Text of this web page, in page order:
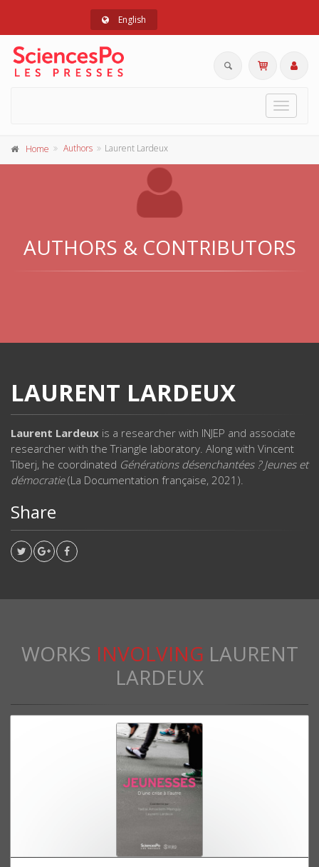
English
Toggle
Home Authors Laurent Lardeux
AUTHORS & CONTRIBUTORS
LAURENT LARDEUX
Laurent Lardeux is a researcher with INJEP and associate
researcher with the Triangle laboratory. Along with Vincent
Tiberj, he coordinated Générations désenchantées ? Jeunes et
démocratie(La Documentation française, 2021).
Share
WORKS INVOLVING LAURENT
LARDEUX